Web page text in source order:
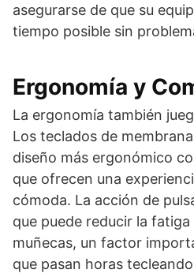
asegurarse de que su
tiempo posible sin
Ergonomía y
La ergonomía también
Los teclados de
diseño más ergonómico
que ofrecen una
cómoda. La acción de
que puede reducir la
muñecas, un factor
que pasan horas